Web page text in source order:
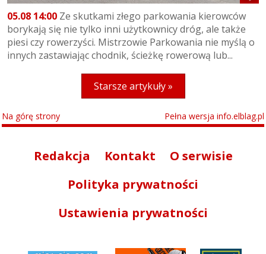
05.08 14:00 Ze skutkami złego parkowania kierowców
borykają się nie tylko inni użytkownicy dróg, ale także
piesi czy rowerzyści. Mistrzowie Parkowania nie myślą o
innych zastawiając chodnik, ścieżkę rowerową lub...
Starsze artykuły »
Na górę strony Pełna wersja info.elblag.pl
Redakcja Kontakt
O serwisie
Polityka prywatności
Ustawienia prywatności